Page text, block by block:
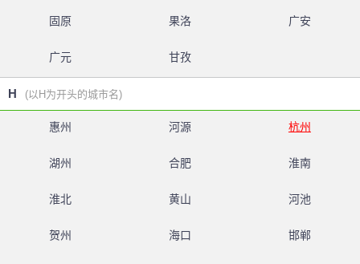
固原 果洛 广安
广元 甘孜
H (以H为开头的城市名)
惠州 河源 杭州
湖州 合肥 淮南
淮北 黄山 河池
贺州 海口 邯郸